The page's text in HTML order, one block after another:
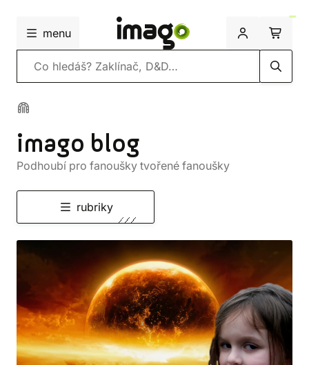
menu
Vyhledávání
imago blog
Podhoubí pro fanoušky tvořené fanoušky
rubriky